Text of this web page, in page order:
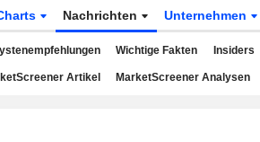
Nachrichten Unternehmen
Wichtige Fakten Insiders
Artikel MarketScreener Analysen